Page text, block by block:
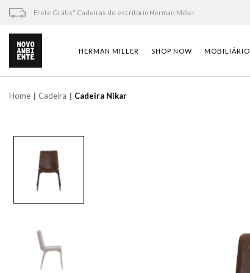
Skip
content
Frete Grátis* Cadeiras de escritório Herman Miller
HERMAN MILLER SHOP NOW MOBILIÁRIO
Home Cadeira Cadeira Nikar